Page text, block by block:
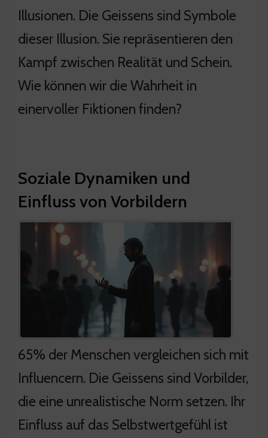
Illusionen. Die Geissens sind Symbole
dieser Illusion. Sie repräsentieren den
Kampf zwischen Realität und Schein.
Wie können wir die Wahrheit in
einervoller Fiktionen finden?
Soziale Dynamiken und
Einfluss von Vorbildern
65% der Menschen vergleichen sich mit
Influencern. Die Geissens sind Vorbilder,
die eine unrealistische Norm setzen. Ihr
Einfluss auf das Selbstwertgefühl ist